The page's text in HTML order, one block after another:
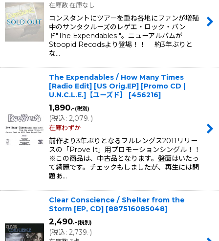
在庫数 在庫なし
コンスタントにツアーを重ね各地にファンが増殖
中のサンタクルーズのレゲエ・ロック・バン
ド"The Expendables "。ニューアルバムが
Stoopid Recodsより登場！！ 約3年ぶりと
な…
The Expendables / How Many Times
[Radio Edit] [US Orig.EP] [Promo CD |
U.N.C.L.E.]【ユーズド】
[456216]
1,890.-(税別)
(税込: 2,079.-)
在庫わずか
前作より3年ぶりとなるフルレングス2011リリー
スの「Prove It」用プロモーションシングル！！
※この商品は、中古品となります。盤面はいたっ
て綺麗です。チェックもしましたが、再生には問
題あ…
Clear Conscience / Shelter from the
Storm [EP, CD] [887516085048]
2,490.-(税別)
(税込: 2,739.-)